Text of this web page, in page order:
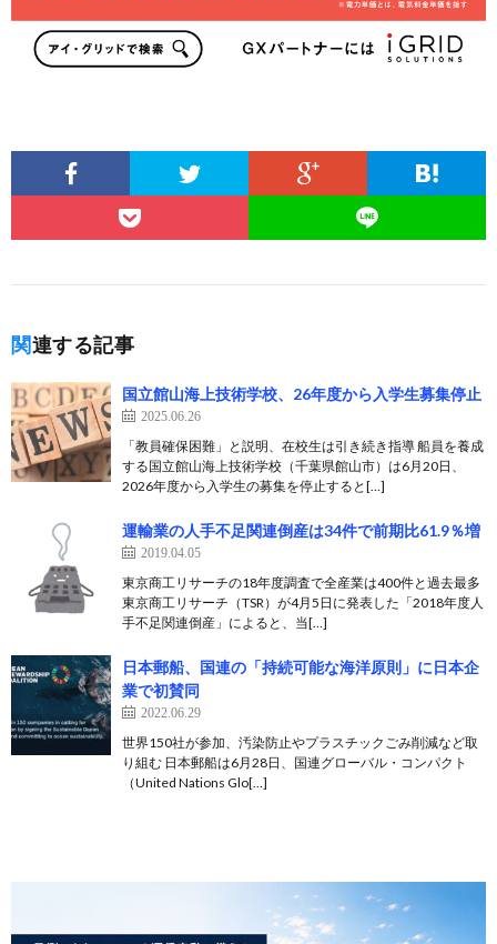
関連する記事
国立館山海上技術学校、26年度から入学生募集停止
2025.06.26
「教員確保困難」と説明、在校生は引き続き指導 船員を養成
する国立館山海上技術学校（千葉県館山市）は6月20日、
2026年度から入学生の募集を停止すると[…]
運輸業の人手不足関連倒産は34件で前期比61.9％増
2019.04.05
東京商工リサーチの18年度調査で全産業は400件と過去最多
東京商工リサーチ（TSR）が4月5日に発表した「2018年度人
手不足関連倒産」によると、当[…]
日本郵船、国連の「持続可能な海洋原則」に日本企
業で初賛同
2022.06.29
世界150社が参加、汚染防止やプラスチックごみ削減など取
り組む 日本郵船は6月28日、国連グローバル・コンパクト
（United Nations Glo[…]